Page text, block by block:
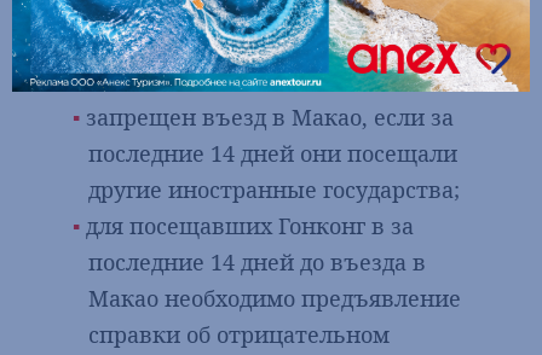
государствзапрещен въезд в Макао.
Туристам из КНР, Гонконга и Тайваня:
запрещен въезд в Макао, если за
последние 14 дней они посещали
другие иностранные государства;
для посещавших Гонконг в за
последние 14 дней до въезда в
Макао необходимо предъявление
справки об отрицательном